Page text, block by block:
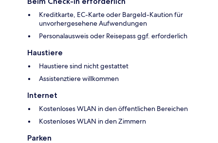
Kreditkarte, EC-Karte oder Bargeld-Kaution für
unvorhergesehene Aufwendungen
Personalausweis oder Reisepass ggf. erforderlich
Haustiere
Haustiere sind nicht gestattet
Assistenztiere willkommen
Internet
Kostenloses WLAN in den öffentlichen Bereichen
Kostenloses WLAN in den Zimmern
Parken